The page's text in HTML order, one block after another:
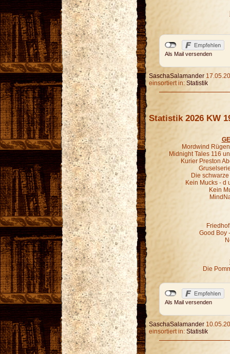
Als Mail versenden
SaschaSalamander
einsortiert in: Statistik
Statistik 2026 KW
Mordwind
Midnight Tales 116
Kurier Preston
Die
Kein Mucks - d
Kein
Good Boy
Die
Als Mail versenden
SaschaSalamander
einsortiert in: Statistik